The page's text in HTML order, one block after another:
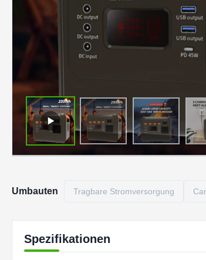
Umbauten Tragbare Stromversorgung
Spezifikationen